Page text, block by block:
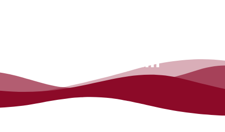
Unser Team